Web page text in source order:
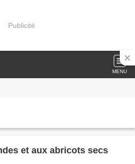
Publicité
MENU
et aux abricots secs